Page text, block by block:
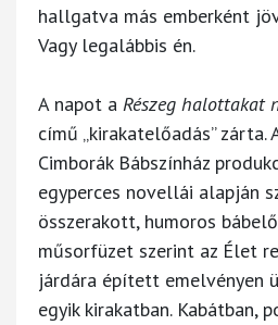
hallgatva más emberként
Vagy legalábbis én.
A napot a Részeg halottakat
című „kirakatelőadás” zárta.
Cimborák Bábszínház
egyperces novellái alapján
összerakott, humoros
műsorfüzet szerint az Élet
járdára épített emelvényen
egyik kirakatban. Kabátban,